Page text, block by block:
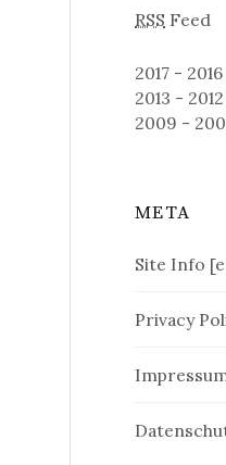
RSS Feed
2017 - 2016
2013 - 2012
2009 -
META
Site Info
Privacy